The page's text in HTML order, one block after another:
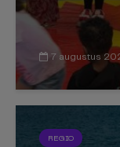
7 augustus
REGIO